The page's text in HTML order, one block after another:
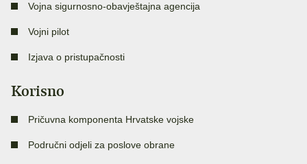
Vojna sigurnosno-obavještajna agencija
Vojni pilot
Izjava o pristupačnosti
Korisno
Pričuvna komponenta Hrvatske vojske
Područni odjeli za poslove obrane